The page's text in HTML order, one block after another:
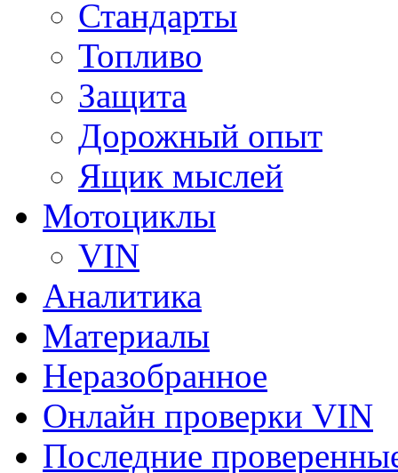
Стандарты
Топливо
Защита
Дорожный опыт
Ящик мыслей
Мотоциклы
VIN
Аналитика
Материалы
Неразобранное
Онлайн проверки VIN
Последние